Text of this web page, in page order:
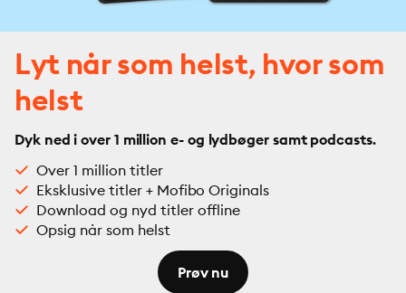
Lyt når som helst, hvor som
helst
Dyk ned i over 1 million e- og lydbøger samt podcasts.
Over 1 million titler
Eksklusive titler + Mofibo Originals
Download og nyd titler offline
Opsig når som helst
Prøv nu